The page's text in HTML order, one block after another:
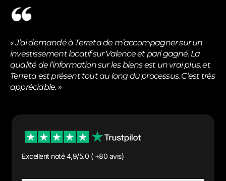
« J’ai demandé à Terreta de m’accompagner sur un
investissement locatif sur Valence et pari gagné. La
qualité de l’information sur les biens est un vrai plus, et
Terreta est présent tout au long du processus. C’est très
appréciable. »
Excellent noté 4,9/5.0 ( +80 avis)